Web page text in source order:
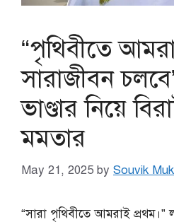
“পৃথিবীতে
সারাজীবন
ভাণ্ডার নিয়ে
মমতার
May 21, 2025 by Souvik
“সারা পৃথিবীতে আমরাই প্রথম।”